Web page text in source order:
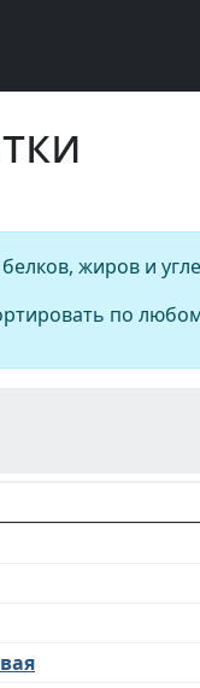
жиров и
по